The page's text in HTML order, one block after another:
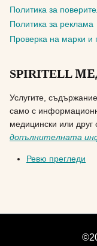
Политика за
Политика за реклама
Проверка на марки и
SPIRITELL
Услугите,
само с
медицински или друг
допълнителната
Ревю прегледи